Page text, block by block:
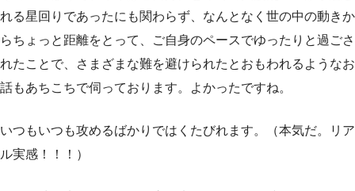
れる星回りであったにも関わらず、なんとなく世の中の動きか
らちょっと距離をとって、ご自身のペースでゆったりと過ごさ
れたことで、さまざまな難を避けられたとおもわれるようなお
話もあちこちで伺っております。よかったですね。
いつもいつも攻めるばかりではくたびれます。（本気だ。リア
ル実感！！！）